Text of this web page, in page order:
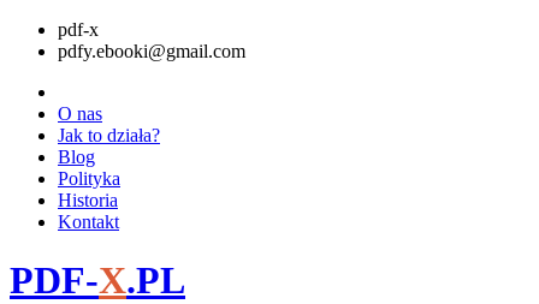
pdf-x
pdfy.ebooki@gmail.com
O nas
Jak to działa?
Blog
Polityka
Historia
Kontakt
PDF-X.PL